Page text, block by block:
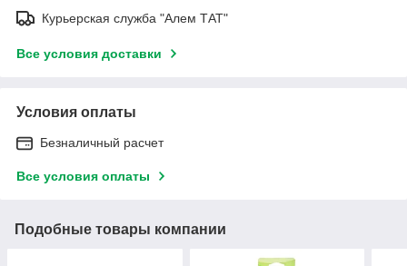
Курьерская служба "Алем ТАТ"
Все условия доставки
Условия оплаты
Безналичный расчет
Все условия оплаты
Подобные товары компании